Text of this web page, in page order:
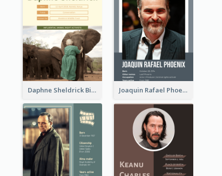
Daphne Sheldrick Biography Joaquin Rafael Phoenix Biography